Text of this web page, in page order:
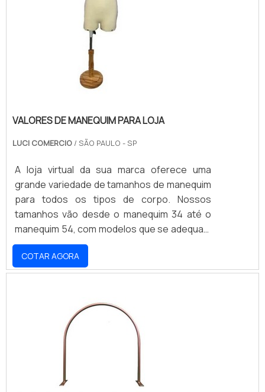
VALORES DE MANEQUIM PARA LOJA
LUCI COMERCIO / SÃO PAULO - SP
A loja virtual da sua marca oferece uma
grande variedade de tamanhos de manequim
para todos os tipos de corpo. Nossos
tamanhos vão desde o manequim 34 até o
manequim 54, com modelos que se adequam
a todos os estilos e ocasiões. Nossos
produtos são fabricados com materiais de
alta qualidade e resistência, garantindo
oportunidade de encontrar o manequim ideal
para você e aproveite nossos preços
acessíveis.
COTAR AGORA